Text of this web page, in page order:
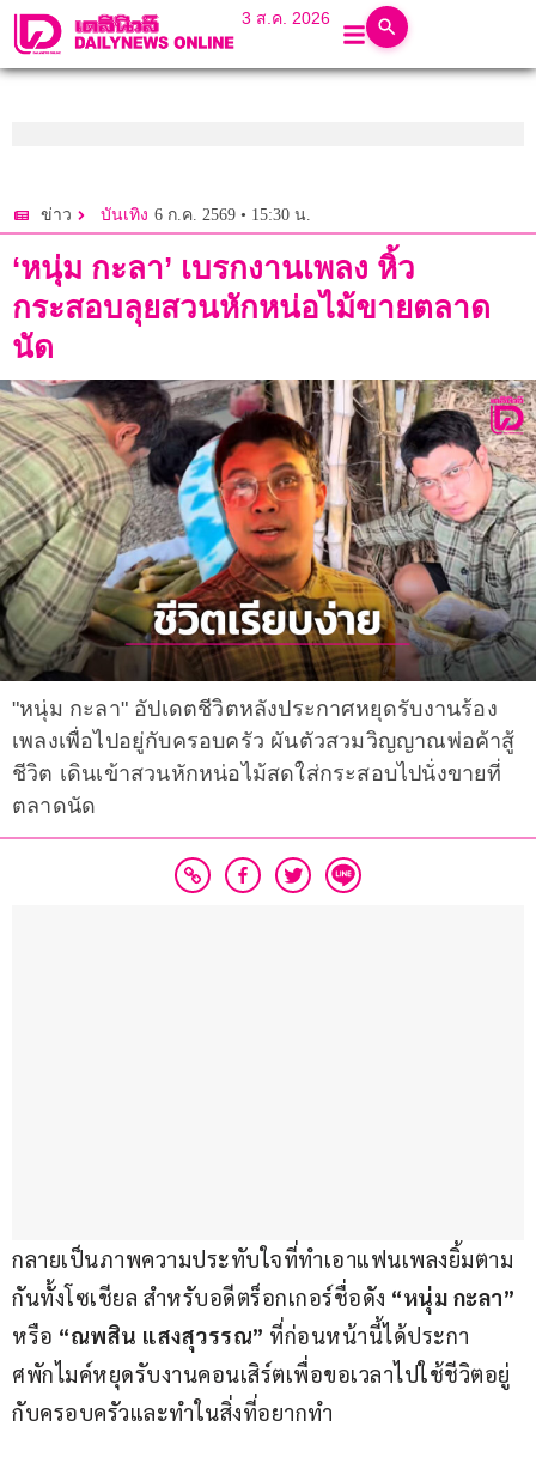
3 ส.ค. 2026
ข่าว บันเทิง 6 ก.ค. 2569 • 15:30 น.
‘หนุ่ม กะลา’ เบรกงานเพลง หิ้ว
กระสอบลุยสวนหักหน่อไม้ขายตลาด
นัด
"หนุ่ม กะลา" อัปเดตชีวิตหลังประกาศหยุดรับงานร้อง
เพลงเพื่อไปอยู่กับครอบครัว ผันตัวสวมวิญญาณพ่อค้าสู้
ชีวิต เดินเข้าสวนหักหน่อไม้สดใส่กระสอบไปนั่งขายที่
ตลาดนัด
กลายเป็นภาพความประทับใจที่ทำเอาแฟนเพลงยิ้มตาม
กันทั้งโซเชียล สำหรับอดีตร็อกเกอร์ชื่อดัง “หนุ่ม กะลา”
หรือ “ณพสิน แสงสุวรรณ” ที่ก่อนหน้านี้ได้ประกา
ศพักไมค์หยุดรับงานคอนเสิร์ตเพื่อขอเวลาไปใช้ชีวิตอยู่
กับครอบครัวและทำในสิ่งที่อยากทำ